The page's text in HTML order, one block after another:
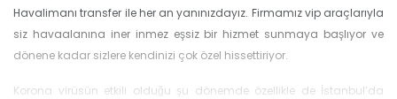
Havalimanı transfer ile her an yanınızdayız. Firmamız vip araçlarıyla
siz havaalanına iner inmez eşsiz bir hizmet sunmaya başlıyor ve
dönene kadar sizlere kendinizi çok özel hissettiriyor.
Korona virüsün etkili olduğu şu dönemde özellikle de İstanbul’da